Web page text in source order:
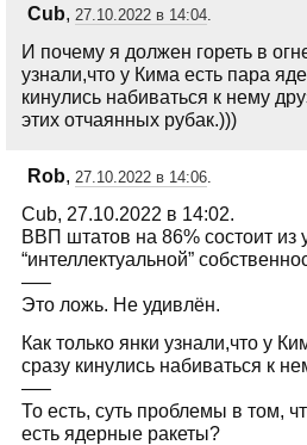
Cub, 27.10.2022 в 14:04.
И почему я должен гореть в
узнали,что у Кима есть пара
кинулись набиваться к нему
этих отчаянных рубак.)))
Rob, 27.10.2022 в 14:06.
Cub, 27.10.2022 в 14:02.
ВВП штатов на 86% состоит из
“интеллектуальной”
—–
Это ложь. Не удивлён.
Как только янки узнали,что у
сразу кинулись набиваться к
—–
То есть, суть проблемы в том,
есть ядерные ракеты?